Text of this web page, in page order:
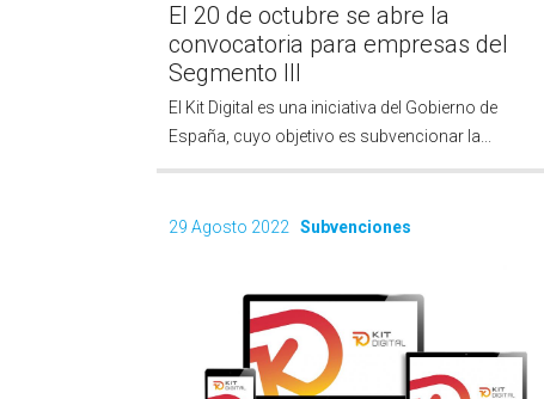
El 20 de octubre se abre la
convocatoria para empresas del
Segmento III
El Kit Digital es una iniciativa del Gobierno de
España, cuyo objetivo es subvencionar la...
29 Agosto 2022 Subvenciones